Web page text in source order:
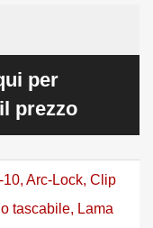
per
prezzo
10, Arc-Lock, Clip
tascabile, Lama